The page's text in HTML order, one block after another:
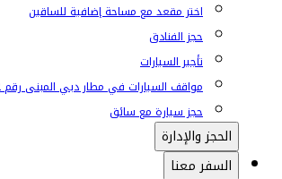
اختر مقعد مع مساحة إضافية للساقين
حجز الفنادق
تأجير السيارات
مواقف السيارات في مطار دبي المبنى رقم 2
حجز سيارة مع سائق
الحجز والإدارة
السفر معنا